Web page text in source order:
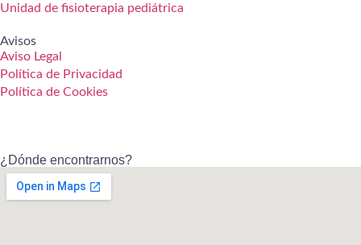
Unidad de fisioterapia pediátrica
Avisos
Aviso Legal
Política de Privacidad
Política de Cookies
¿Dónde encontrarnos?